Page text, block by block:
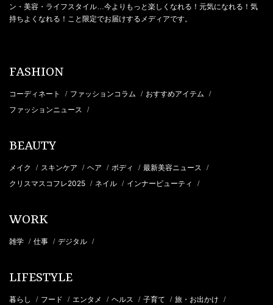
ン・美容・ライフスタイル…今よりもっと楽しくなれる！元気になれる！気
持ちよくなれる！こと限定でお届けするメディアです。
FASHION
コーディネート / ファッションコラム / おすすめアイテム /
ファッションニュース /
BEAUTY
メイク / スキンケア / ヘア / ボディ / 最新美容ニュース /
クリスマスコフレ2025 / ネイル / インナービューティ /
WORK
雑学 / 仕事 / デジタル /
LIFESTYLE
暮らし / フード / エンタメ / ヘルス / 子育て / 旅・お出かけ /